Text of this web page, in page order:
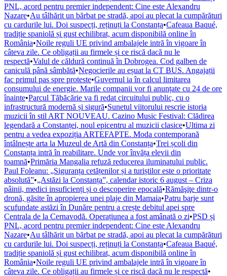
PNL, acord pentru premier independent: Cine este Alexandru
Nazare•Au tâlhărit un bărbat pe stradă, apoi au plecat la cumpărături
cu cardurile lui. Doi suspecți, reținuți la Constanța•Cafeaua Baqué,
tradiție spaniolă și gust echilibrat, acum disponibilă online în
România•Noile reguli UE privind ambalajele intră în vigoare în
câteva zile. Ce obligații au firmele și ce riscă dacă nu le
respectă•Valul de căldură continuă în Dobrogea. Cod galben de
caniculă până sâmbătă•Negocierile au eșuat la CT BUS. Angajații
fac primul pas spre proteste•Guvernul ia în calcul limitarea
consumului de energie. Marile companii vor fi anunțate cu 24 de ore
înainte•Parcul Tăbăcărie va fi redat circuitului public, cu o
infrastructură modernă și sigură•Sunetul viitorului rescrie istoria
muzicii în stil ART NOUVEAU. Cazino Music Festival: Clădirea
legendară a Constanței, noul epicentru al muzicii clasice•Ultima zi
pentru a vedea expoziția ARTEFAPTE. Moda contemporană
întâlnește arta la Muzeul de Artă din Constanța•Trei școli din
Constanța intră în reabilitare. Unde vor învăța elevii din
toamnă•Primăria Mangalia refuză reducerea iluminatului public.
Paul Foleanu: „Siguranța cetățenilor și a turiștilor este o prioritate
absolută”•„Astăzi la Constanța”, calendar istoric 6 august – Criza
pâinii, medici insuficienți și o descoperire epocală•Rămăşiţe dintr-o
dronă, găsite în apropierea unei plaje din Mamaia•Patru barje sunt
scufundate astăzi în Dunăre pentru a crește debitul apei spre
Centrala de la Cernavodă. Operațiunea a fost amânată o zi•PSD și
PNL, acord pentru premier independent: Cine este Alexandru
Nazare•Au tâlhărit un bărbat pe stradă, apoi au plecat la cumpărături
cu cardurile lui. Doi suspecți, reținuți la Constanța•Cafeaua Baqué,
tradiție spaniolă și gust echilibrat, acum disponibilă online în
România•Noile reguli UE privind ambalajele intră în vigoare în
câteva zile. Ce obligații au firmele și ce riscă dacă nu le respectă•